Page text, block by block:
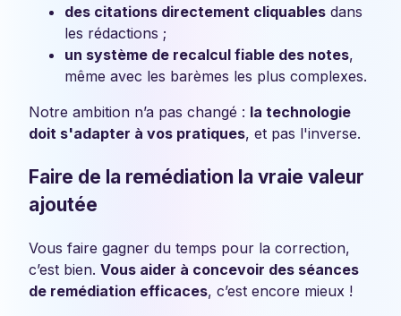
des citations directement cliquables dans
les rédactions ;
un système de recalcul fiable des notes,
même avec les barèmes les plus complexes.
Notre ambition n’a pas changé : la technologie
doit s'adapter à vos pratiques, et pas l'inverse.
Faire de la remédiation la vraie valeur
ajoutée
Vous faire gagner du temps pour la correction,
c’est bien. Vous aider à concevoir des séances
de remédiation efficaces, c’est encore mieux !